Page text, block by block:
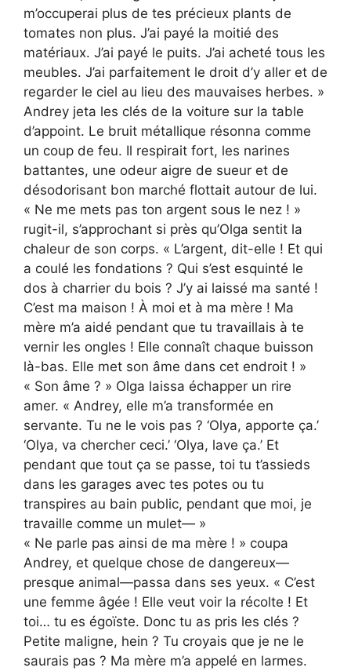
m’occuperai plus de tes précieux plants de
tomates non plus. J’ai payé la moitié des
matériaux. J’ai payé le puits. J’ai acheté tous les
meubles. J’ai parfaitement le droit d’y aller et de
regarder le ciel au lieu des mauvaises herbes. »
Andrey jeta les clés de la voiture sur la table
d’appoint. Le bruit métallique résonna comme
un coup de feu. Il respirait fort, les narines
battantes, une odeur aigre de sueur et de
désodorisant bon marché flottait autour de lui.
« Ne me mets pas ton argent sous le nez ! »
rugit-il, s’approchant si près qu’Olga sentit la
chaleur de son corps. « L’argent, dit-elle ! Et qui
a coulé les fondations ? Qui s’est esquinté le
dos à charrier du bois ? J’y ai laissé ma santé !
C’est ma maison ! À moi et à ma mère ! Ma
mère m’a aidé pendant que tu travaillais à te
vernir les ongles ! Elle connaît chaque buisson
là-bas. Elle met son âme dans cet endroit ! »
« Son âme ? » Olga laissa échapper un rire
amer. « Andrey, elle m’a transformée en
servante. Tu ne le vois pas ? ‘Olya, apporte ça.’
‘Olya, va chercher ceci.’ ‘Olya, lave ça.’ Et
pendant que tout ça se passe, toi tu t’assieds
dans les garages avec tes potes ou tu
transpires au bain public, pendant que moi, je
travaille comme un mulet— »
« Ne parle pas ainsi de ma mère ! » coupa
Andrey, et quelque chose de dangereux—
presque animal—passa dans ses yeux. « C’est
une femme âgée ! Elle veut voir la récolte ! Et
toi… tu es égoïste. Donc tu as pris les clés ?
Petite maligne, hein ? Tu croyais que je ne le
saurais pas ? Ma mère m’a appelé en larmes.